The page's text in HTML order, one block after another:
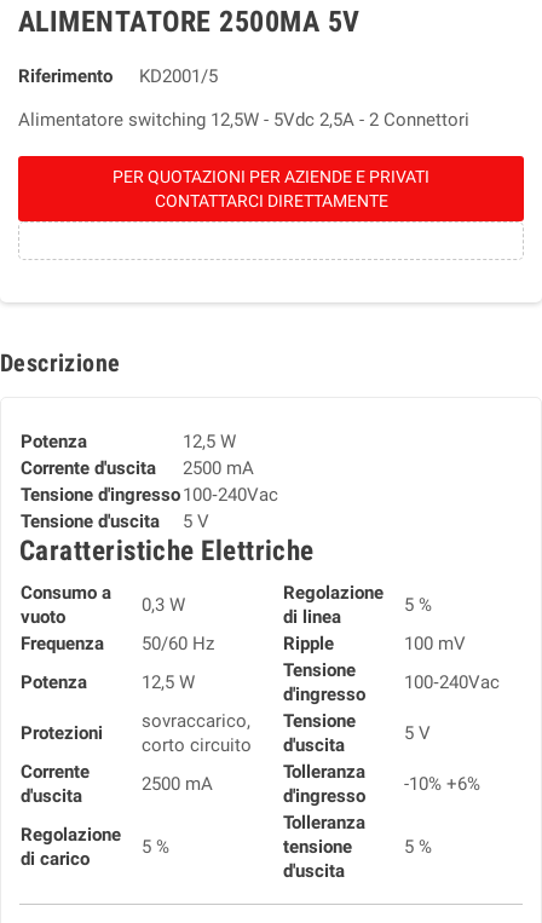
ALIMENTATORE 2500MA 5V
Riferimento
KD2001/5
Alimentatore switching 12,5W - 5Vdc 2,5A - 2 Connettori
PER QUOTAZIONI PER AZIENDE E PRIVATI
CONTATTARCI DIRETTAMENTE
Descrizione
Potenza
12,5 W
Corrente d'uscita
2500 mA
Tensione d'ingresso100‑240Vac
Tensione d'uscita
5 V
Caratteristiche Elettriche
Consumo a
vuoto
0,3 W
Regolazione
di linea
5 %
Frequenza
50/60 Hz Ripple
100 mV
Potenza
12,5 W
Tensione
d'ingresso
100‑240Vac
Protezioni
sovraccarico,
corto circuito
Tensione
d'uscita
5 V
Corrente
d'uscita
2500 mA
Tolleranza
d'ingresso
-10% +6%
Regolazione
di carico
5 %
Tolleranza
tensione
d'uscita
5 %